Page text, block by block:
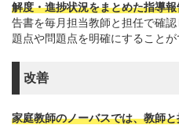
解度・進捗状況をまとめた指導
告書を毎月担当教師と担任で確
題点や問題点を明確にすることが
改善
家庭教師のノーバスでは、教師